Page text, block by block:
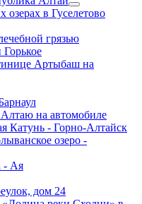
в Гуселетово
грязью
Артыбаш на
на автомобиле
Катунь - Горно-Алтайск
озеро -
- Ая
дом 24